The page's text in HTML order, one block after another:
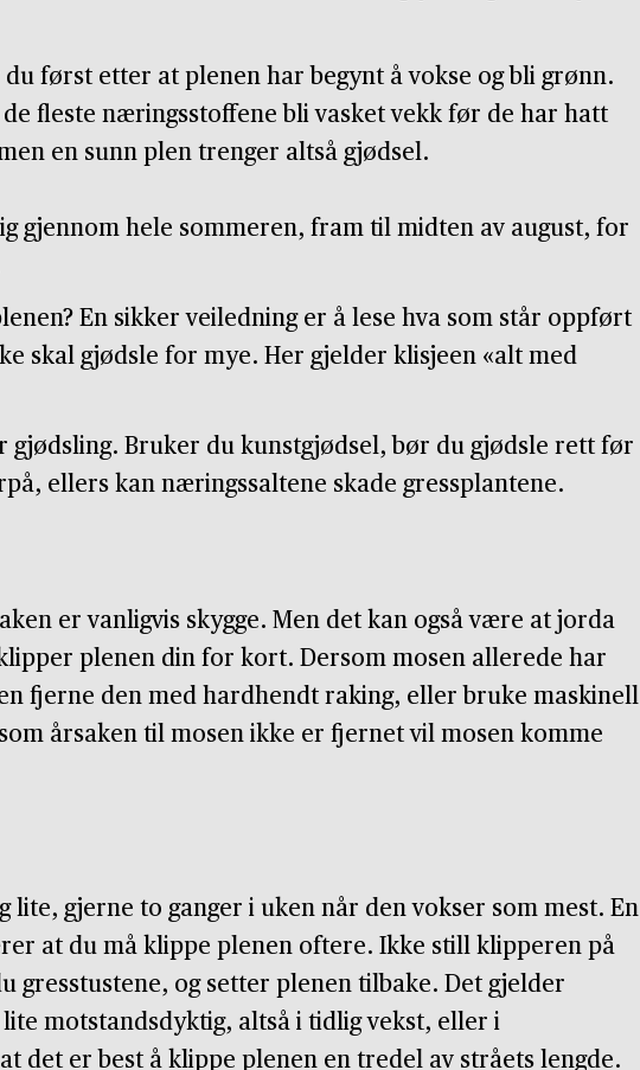
du først etter at plenen har begynt å vokse og bli grønn.
fleste næringsstoffene bli vasket vekk før de har hatt
en sunn plen trenger altså gjødsel.
gjennom hele sommeren, fram til midten av august, for
En sikker veiledning er å lese hva som står oppført
skal gjødsle for mye. Her gjelder klisjeen «alt med
gjødsling. Bruker du kunstgjødsel, bør du gjødsle rett før
ellers kan næringssaltene skade gressplantene.
er vanligvis skygge. Men det kan også være at jorda
plenen din for kort. Dersom mosen allerede har
fjerne den med hardhendt raking, eller bruke maskinell
årsaken til mosen ikke er fjernet vil mosen komme
lite, gjerne to ganger i uken når den vokser som mest. En
at du må klippe plenen oftere. Ikke still klipperen på
gresstustene, og setter plenen tilbake. Det gjelder
motstandsdyktig, altså i tidlig vekst, eller i
det er best å klippe plenen en tredel av stråets lengde.